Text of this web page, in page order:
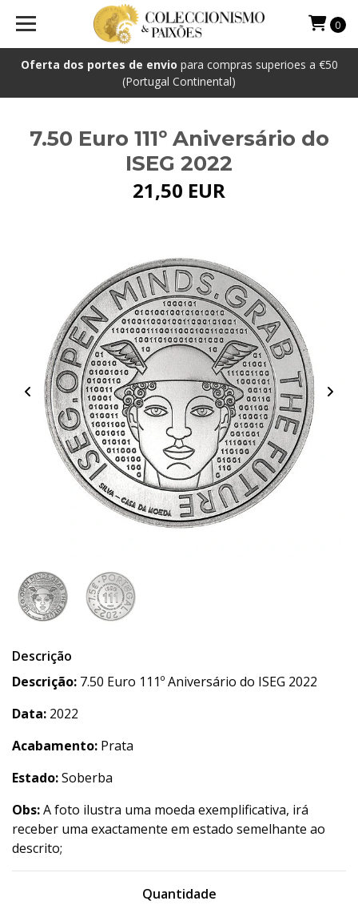
Oferta dos portes de envio para compras superioes a €50
(Portugal Continental)
0
7.50 Euro 111º Aniversário do
ISEG 2022
21,50 EUR
Descrição
Descrição: 7.50 Euro 111º Aniversário do ISEG 2022
Data: 2022
Acabamento: Prata
Estado:Soberba
Obs:A foto ilustra uma moeda exemplificativa, irá
receber uma exactamente em estado semelhante ao
descrito;
Quantidade